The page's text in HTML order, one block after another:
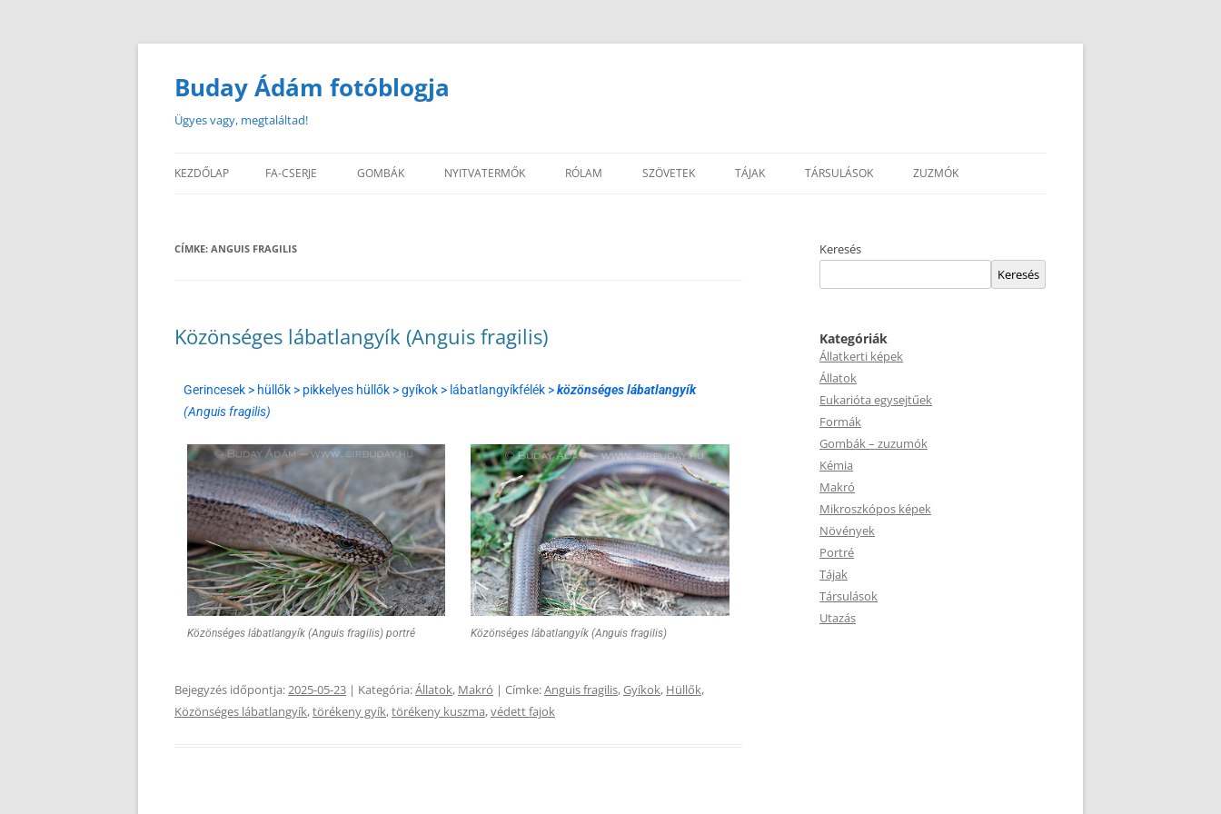
Buday Ádám fotóblogja
Ügyes vagy, megtaláltad!
KEZDŐLAP FA-CSERJE GOMBÁK NYITVATERMŐK RÓLAM SZÖVETEK TÁJAK TÁRSULÁSOK ZUZMÓK
CÍMKE: ANGUIS FRAGILIS
Közönséges lábatlangyík (Anguis fragilis)
Gerincesek > hüllők > pikkelyes hüllők > gyíkok > lábatlangyíkfélék >közönséges lábatlangyík
(Anguis fragilis)
Közönséges lábatlangyík (Anguis fragilis) portré Közönséges lábatlangyík (Anguis fragilis)
Bejegyzés időpontja:2025-05-23 | Kategória:Állatok, Makró | Címke:Anguis fragilis,Gyíkok, Hüllők,
Közönséges lábatlangyík,törékeny gyík,törékeny kuszma,védett fajok
Keresés
Keresés
Kategóriák
Állatkerti képek
Állatok
Eukarióta egysejtűek
Formák
Gombák – zuzumók
Kémia
Makró
Mikroszkópos képek
Növények
Portré
Tájak
Társulások
Utazás